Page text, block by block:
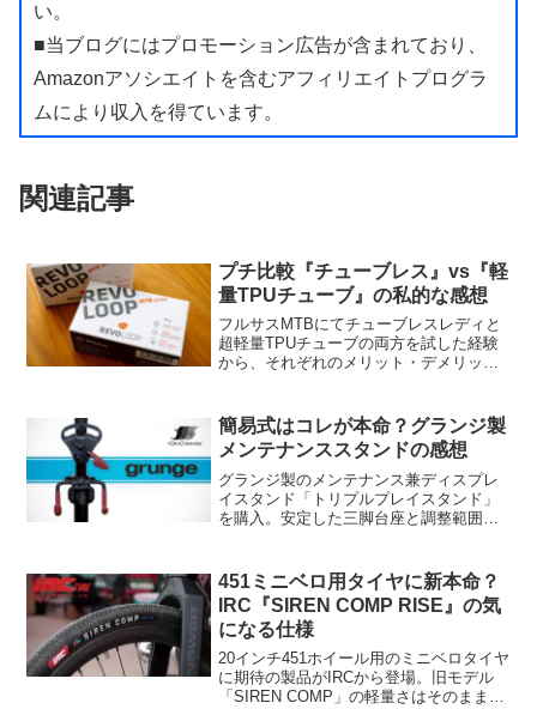
い。
■当ブログにはプロモーション広告が含まれており、
Amazonアソシエイトを含むアフィリエイトプログラ
ムにより収入を得ています。
関連記事
プチ比較『チューブレス』vs『軽
量TPUチューブ』の私的な感想
フルサスMTBにてチューブレスレディと
超軽量TPUチューブの両方を試した経験
から、それぞれのメリット・デメリッ
簡易式はコレが本命？グランジ製
メンテナンススタンドの感想
グランジ製のメンテナンス兼ディスプレ
イスタンド「トリプルプレイスタンド」
を購入。安定した三脚台座と調整範囲の
てくれる、超オススメな製品でした。
451ミニベロ用タイヤに新本命？
IRC『SIREN COMP RISE』の気
になる仕様
20インチ451ホイール用のミニベロタイヤ
に期待の製品がIRCから登場。旧モデル
「SIREN COMP」の軽量さはそのまま